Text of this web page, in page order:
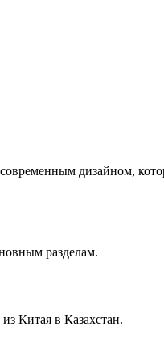
дизайном,
разделам.
Китая в Казахстан.